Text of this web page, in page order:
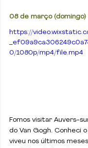
08 de março (domingo)
https://
0/1080p/mp4/file.mp4
Fomos visitar Auvers-
do Van Gogh. Conheci
viveu nos últimos